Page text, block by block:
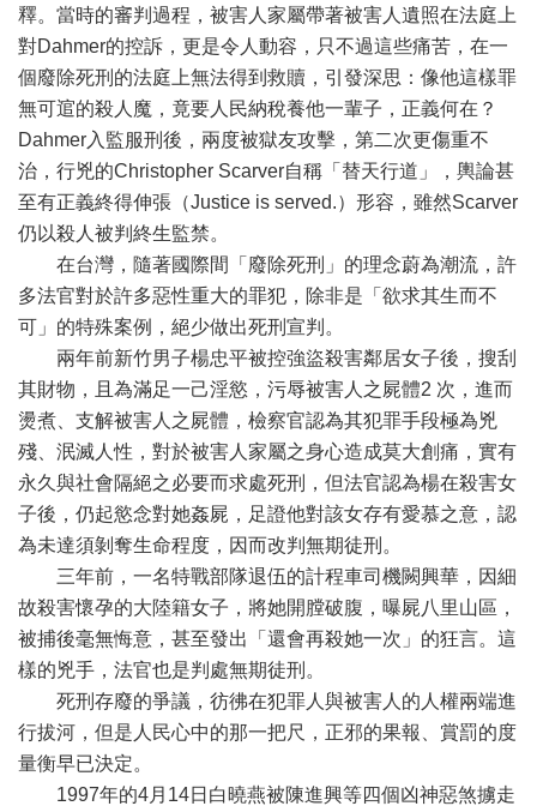
釋。當時的審判過程，被害人家屬帶著被害人遺照在法庭上
對Dahmer的控訴，更是令人動容，只不過這些痛苦，在一
個廢除死刑的法庭上無法得到救贖，引發深思：像他這樣罪
無可逭的殺人魔，竟要人民納稅養他一輩子，正義何在？
Dahmer入監服刑後，兩度被獄友攻擊，第二次更傷重不
治，行兇的Christopher Scarver自稱「替天行道」，輿論甚
至有正義終得伸張（Justice is served.）形容，雖然Scarver
仍以殺人被判終生監禁。
在台灣，隨著國際間「廢除死刑」的理念蔚為潮流，許
多法官對於許多惡性重大的罪犯，除非是「欲求其生而不
可」的特殊案例，絕少做出死刑宣判。
兩年前新竹男子楊忠平被控強盜殺害鄰居女子後，搜刮
其財物，且為滿足一己淫慾，污辱被害人之屍體2 次，進而
燙煮、支解被害人之屍體，檢察官認為其犯罪手段極為兇
殘、泯滅人性，對於被害人家屬之身心造成莫大創痛，實有
永久與社會隔絕之必要而求處死刑，但法官認為楊在殺害女
子後，仍起慾念對她姦屍，足證他對該女存有愛慕之意，認
為未達須剝奪生命程度，因而改判無期徒刑。
三年前，一名特戰部隊退伍的計程車司機闕興華，因細
故殺害懷孕的大陸籍女子，將她開膛破腹，曝屍八里山區，
被捕後毫無悔意，甚至發出「還會再殺她一次」的狂言。這
樣的兇手，法官也是判處無期徒刑。
死刑存廢的爭議，彷彿在犯罪人與被害人的人權兩端進
行拔河，但是人民心中的那一把尺，正邪的果報、賞罰的度
量衡早已決定。
1997年的4月14日白曉燕被陳進興等四個凶神惡煞擄走